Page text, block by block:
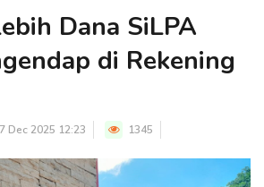
Dana SiLPA
di Rekening
Dec 2025 12:23 1345